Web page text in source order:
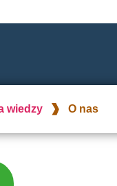
wiedzy O nas